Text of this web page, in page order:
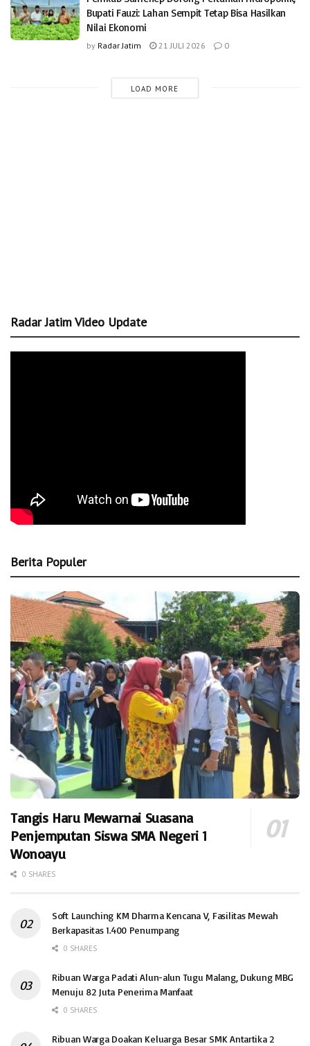
Bupati Fauzi: Lahan Sempit Tetap Bisa Hasilkan
Nilai Ekonomi
by Radar Jatim 21 JULI 2026 0
LOAD MORE
Radar Jatim Video Update
Berita Populer
Tangis Haru Mewarnai Suasana
Penjemputan Siswa SMA Negeri 1
Wonoayu
0 SHARES
Soft Launching KM Dharma Kencana V, Fasilitas Mewah
Berkapasitas 1.400 Penumpang
0 SHARES
Ribuan Warga Padati Alun-alun Tugu Malang, Dukung MBG
Menuju 82 Juta Penerima Manfaat
0 SHARES
Ribuan Warga Doakan Keluarga Besar SMK Antartika 2